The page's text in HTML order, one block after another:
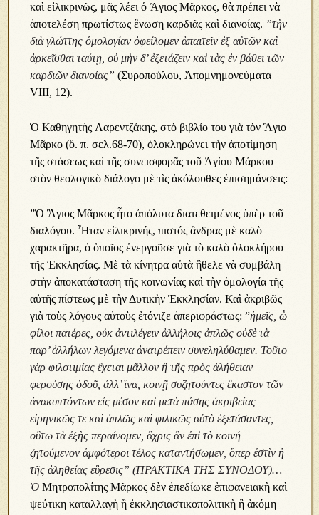
καὶ εἰλικρινῶς, μᾶς λέει ὁ Ἃγιος Μᾶρκος, θὰ πρέπει νὰ
ἀποτελέση πρωτίστως ἓνωση καρδιᾶς καὶ διανοίας. ”τὴν
διὰ γλώττης ὁμολογίαν ὀφείλομεν ἀπαιτεῖν ἐξ αὐτῶν καὶ
ἀρκεῖσθαι ταύτῃ, οὐ μὴν δ’ ἐξετάζειν καὶ τὰς ἐν βάθει τῶν
καρδιῶν διανοίας”(Συροπούλου, Ἀπομνημονεύματα
VIII, 12).
Ὁ Καθηγητὴς Λαρεντζάκης, στὸ βιβλίο του γιὰ τὸν Ἃγιο
Μᾶρκο (ὃ. π. σελ.68-70), ὁλοκληρώνει τὴν ἀποτίμηση
τῆς στάσεως καὶ τῆς συνεισφορᾶς τοῦ Ἁγίου Μάρκου
στὸν θεολογικὸ διάλογο μὲ τὶς ἀκόλουθες ἐπισημάνσεις:
”Ὁ Ἃγιος Μᾶρκος ἦτο ἀπόλυτα διατεθειμένος ὑπὲρ τοῦ
διαλόγου. Ἦταν εἰλικρινής, πιστός ἂνδρας μὲ καλὸ
χαρακτῆρα, ὁ ὁποῖος ἐνεργοῦσε γιὰ τὸ καλὸ ὁλοκλήρου
τῆς Ἐκκλησίας. Μὲ τὰ κίνητρα αὐτὰ ἢθελε νὰ συμβάλη
στὴν ἀποκατάσταση τῆς κοινωνίας καὶ τὴν ὁμολογία τῆς
αὐτῆς πίστεως μὲ τὴν Δυτικὴν Ἐκκλησίαν. Καὶ ἀκριβῶς
γιὰ τοὺς λόγους αὐτοὺς ἐτόνιζε ἀπεριφράστως: ”ἡμεῖς, ὦ
φίλοι πατέρες, οὐκ ἀντιλέγειν ἀλλήλοις ἀπλῶς οὐδὲ τὰ
παρ’ ἀλλήλων λεγόμενα ἀνατρέπειν συνεληλύθαμεν. Τοῦτο
γὰρ φιλοτιμίας ἒχεται μᾶλλον ἢ τῆς πρὸς ἀλήθειαν
φερούσης ὁδοῦ, ἀλλ’ ἳνα, κοινῇ συζητούντες ἓκαστον τῶν
ἀνακυπτόντων εἰς μέσον καὶ μετὰ πάσης ἀκριβείας
εἰρηνικῶς τε καὶ ἀπλῶς καὶ φιλικῶς αὐτὸ ἐξετάσαντες,
οὒτω τὰ ἐξὴς περαίνομεν, ἂχρις ἂν ἐπὶ τὸ κοινή
ζητούμενον ἀμφότεροι τέλος καταντήσωμεν, ὃπερ ἐστὶν ἡ
τῆς ἀληθείας εὓρεσις” (ΠΡΑΚΤΙΚΑ ΤΗΣ ΣΥΝΟΔΟΥ)…
Ὁ Μητροπολίτης Μᾶρκος δὲν ἐπεδίωκε ἐπιφανειακὴ καὶ
ψεύτικη καταλλαγὴ ἢ ἐκκλησιαστικοπολιτικὴ ἢ ἀκόμη